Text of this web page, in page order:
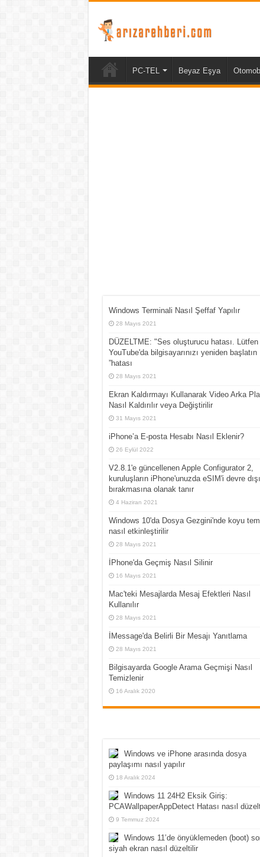
PC-TEL Beyaz Eşya
Windows Terminali Nasıl Şeffaf Yapılır
28 Mayıs 2021
DÜZELTME: "Ses oluşturucu hatası. Lütfen
YouTube'da bilgisayarınızı yeniden başlatın
”hatası
28 Mayıs 2021
Ekran Kaldırmayı Kullanarak Video Arka
Nasıl Kaldırılır veya Değiştirilir
31 Mayıs 2021
iPhone’a E-posta Hesabı Nasıl Eklenir?
26 Eylül 2022
V2.8.1'e güncellenen Apple Configurator 2,
kuruluşların iPhone'unuzda eSIM'i devre dışı
bırakmasına olanak tanır
4 Haziran 2021
Windows 10'da Dosya Gezgini'nde koyu
nasıl etkinleştirilir
28 Mayıs 2021
İPhone'da Geçmiş Nasıl Silinir
16 Mayıs 2021
Mac'teki Mesajlarda Mesaj Efektleri Nasıl
Kullanılır
28 Mayıs 2021
İMessage'da Belirli Bir Mesajı Yanıtlama
28 Mayıs 2021
Bilgisayarda Google Arama Geçmişi Nasıl
Temizlenir
16 Aralık 2020
Windows ve iPhone arasında dosya
paylaşımı nasıl yapılır
18 Aralık 2024
Windows 11 24H2 Eksik Giriş:
PCAWallpaperAppDetect Hatası nasıl
9 Temmuz 2024
Windows 11’de önyüklemeden (boot)
siyah ekran nasıl düzeltilir